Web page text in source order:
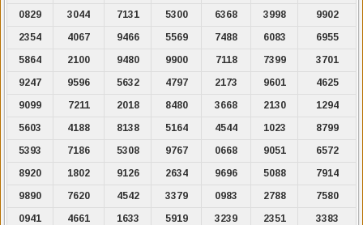
0829
3044 7131 5300 6368 3998
9902
2354
4067 9466 5569 7488 6083
6955
5864
2100 9480 9900 7118 7399
3701
9247
9596 5632 4797 2173 9601
4625
9099
7211 2018 8480 3668 2130
1294
5603
4188 8138 5164 4544 1023
8799
5393
7186 5308 9767 0668 9051
6572
8920
1802 9126 2634 9696 5088
7914
9890
7620 4542 3379 0983 2788
7580
0941
4661 1633 5919 3239 2351
3383